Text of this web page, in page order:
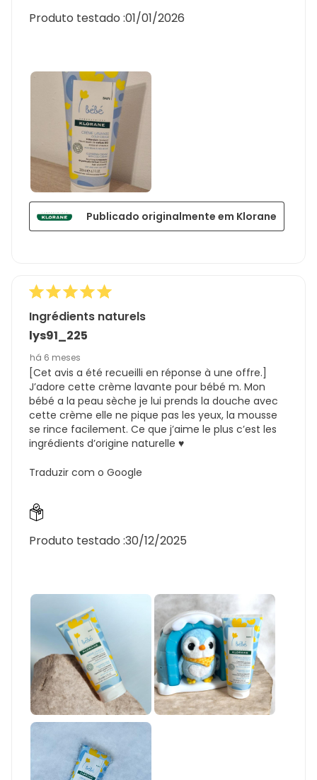
Produto testado :01/01/2026
Publicado originalmente em Klorane
Ingrédients naturels
lys91_225
há 6 meses
[Cet avis a été recueilli en réponse à une offre.]
J’adore cette crème lavante pour bébé m. Mon
bébé a la peau sèche je lui prends la douche avec
cette crème elle ne pique pas les yeux, la mousse
se rince facilement. Ce que j’aime le plus c’est les
ingrédients d’origine naturelle ♥️
Traduzir com o Google
Produto testado :30/12/2025